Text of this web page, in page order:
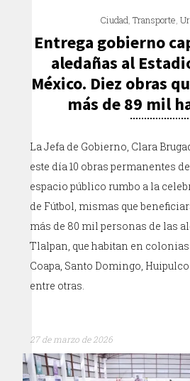
Ciudad,Transporte,
Entrega gobierno
aledañas al
México. Diez obras
más de 89 mil
La Jefa de Gobierno, Clara
este día 10 obras permanentes
espacio público rumbo a la
de Fútbol, mismas que
más de 80 mil personas de las
Tlalpan, que habitan en
Coapa, Santo Domingo,
entre otras.
27 de marzo de 2026